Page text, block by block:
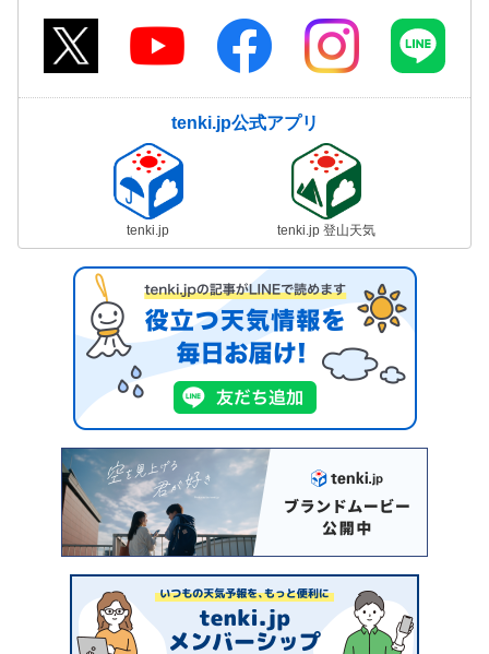
tenki.jp公式アプリ
tenki.jp tenki.jp 登山天気